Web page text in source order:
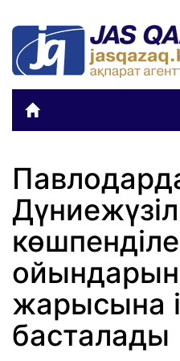
жарысына
басталады